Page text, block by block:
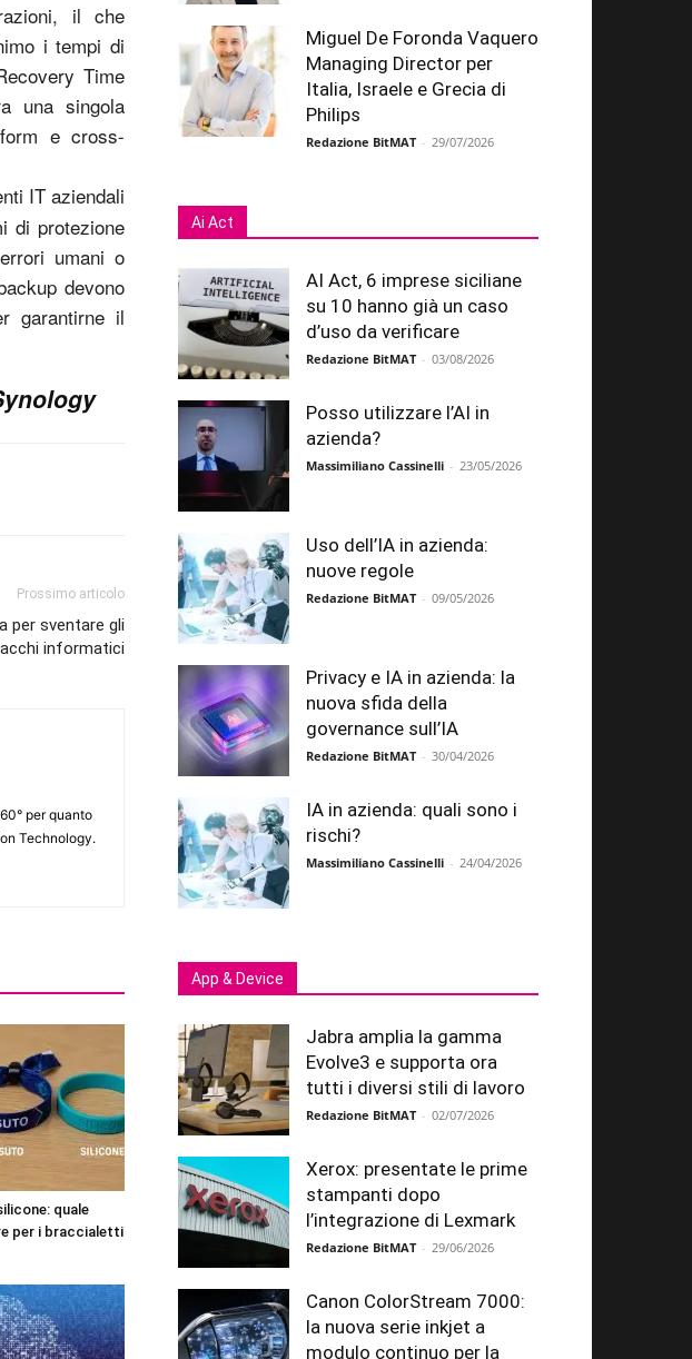
il che
i tempi di
Time
una singola
e cross-
IT aziendali
di protezione
umani o
devono
garantirne il
Prossimo articolo
per sventare gli
informatici
per quanto
Technology.
quale
per i braccialetti
Miguel De Foronda Vaquero
Managing Director per
Italia, Israele e Grecia di
Philips
Redazione BitMAT - 29/07/2026
Ai Act
AI Act, 6 imprese siciliane
su 10 hanno già un caso
d’uso da verificare
Redazione BitMAT - 03/08/2026
Posso utilizzare l’AI in
azienda?
Massimiliano Cassinelli - 23/05/2026
Uso dell’IA in azienda:
nuove regole
Redazione BitMAT - 09/05/2026
Privacy e IA in azienda: la
nuova sfida della
governance sull’IA
Redazione BitMAT - 30/04/2026
IA in azienda: quali sono i
rischi?
Massimiliano Cassinelli - 24/04/2026
App & Device
Jabra amplia la gamma
Evolve3 e supporta ora
tutti i diversi stili di lavoro
Redazione BitMAT - 02/07/2026
Xerox: presentate le prime
stampanti dopo
l’integrazione di Lexmark
Redazione BitMAT - 29/06/2026
Canon ColorStream 7000:
la nuova serie inkjet a
modulo continuo per la